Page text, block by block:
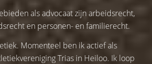
als advocaat zijn arbeidsrecht,
en personen- en familierecht.
Momenteel ben ik actief als
Trias in Heiloo. Ik loop